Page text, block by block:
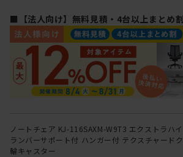
■【法人向け】無料見積・4台以上まとめ
ノートチェア KJ-116SAXM-W9T3 エクストラハ
ランバーサポート付 ハンガー付 テクスチャード
輪キャスター